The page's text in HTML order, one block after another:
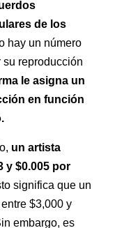
de los
hay un número
reproducción
le asigna un
en función
un artista
y $0.005 por
significa que un
$3,000 y
embargo, es